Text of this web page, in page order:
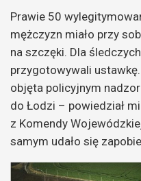
Prawie 50
mężczyzn miało przy
na szczęki. Dla
przygotowywali
objęta policyjnym
do Łodzi – powiedział
z Komendy
samym udało się